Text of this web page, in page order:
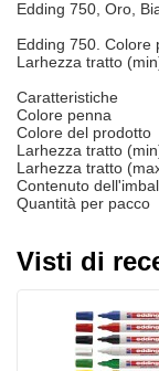
Edding 750, Oro,
Edding 750. Colore
Larhezza tratto
Caratteristiche
Colore penna
Colore del prodotto
Larhezza tratto
Larhezza tratto
Contenuto
Quantità per pacco
Visti di